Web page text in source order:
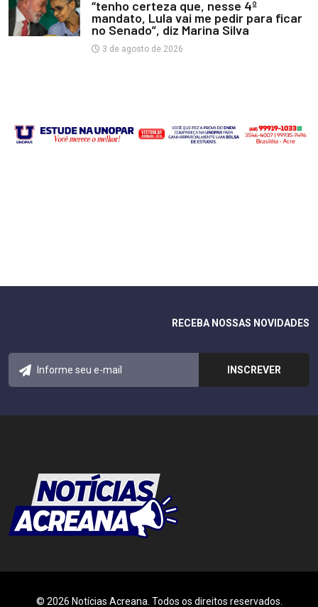
“tenho certeza que, nesse 4º
mandato, Lula vai me pedir para ficar
no Senado”, diz Marina Silva
3 de agosto de 2026
RECEBA NOSSAS NOVIDADES
© 2026 Notícias Acreana. Todos os direitos reservados.